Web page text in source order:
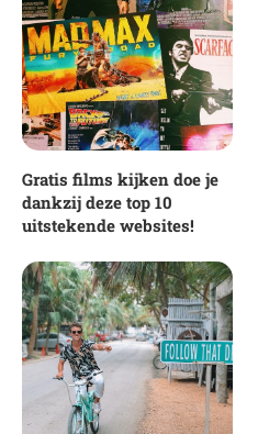
Gratis films kijken doe je
dankzij deze top 10
uitstekende websites!